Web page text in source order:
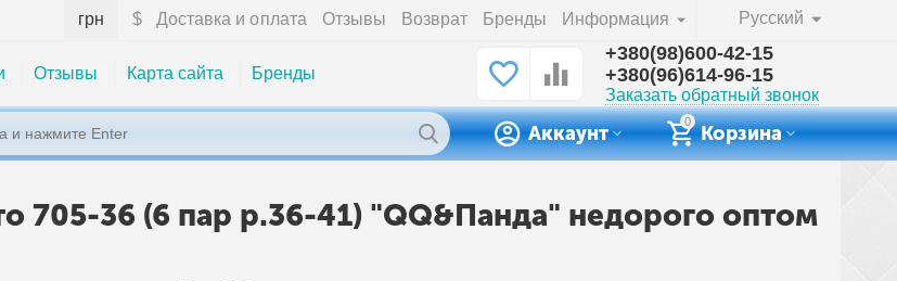
Русский
Доставка и оплата Отзывы Возврат Бренды Информация
грн $
Отзывы Карта сайта Бренды
+380(98)600-42-15
+380(96)614-96-15
Заказать обратный звонок
0
Корзина
Аккаунт
705-36 (6 пар р.36-41) "QQ&Панда" недорого оптом